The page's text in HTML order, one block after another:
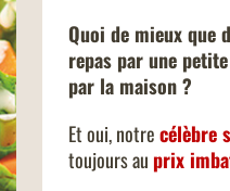
Quoi de mieux que
repas par une
par la maison ?
Et oui, notrecélèbre
toujours au prix